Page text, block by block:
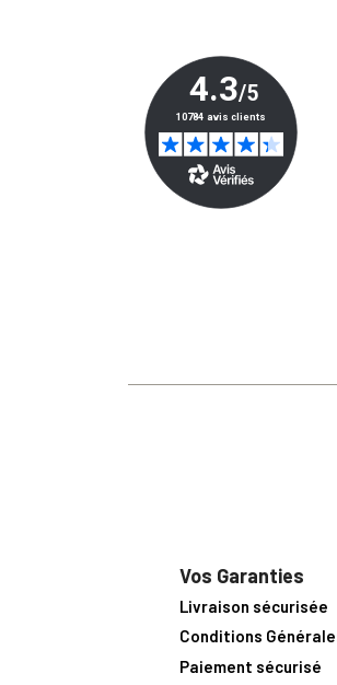
Vos Garanties
Livraison sécurisée
Conditions
Paiement sécurisé